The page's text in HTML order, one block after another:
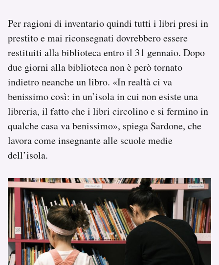
Per ragioni di inventario quindi tutti i libri presi in
prestito e mai riconsegnati dovrebbero essere
restituiti alla biblioteca entro il 31 gennaio. Dopo
due giorni alla biblioteca non è però tornato
indietro neanche un libro. «In realtà ci va
benissimo così: in un’isola in cui non esiste una
libreria, il fatto che i libri circolino e si fermino in
qualche casa va benissimo», spiega Sardone, che
lavora come insegnante alle scuole medie
dell’isola.